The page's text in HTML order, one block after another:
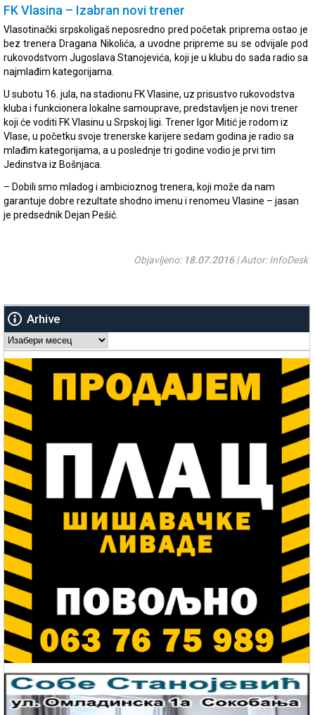
FK Vlasina – Izabran novi trener
Vlasotinački srpskoligaš neposredno pred početak priprema ostao je
bez trenera Dragana Nikolića, a uvodne pripreme su se odvijale pod
rukovodstvom Jugoslava Stanojevića, koji je u klubu do sada radio sa
najmlađim kategorijama.
U subotu 16. jula, na stadionu FK Vlasine, uz prisustvo rukovodstva
kluba i funkcionera lokalne samouprave, predstavljen je novi trener
koji će voditi FK Vlasinu u Srpskoj ligi. Trener Igor Mitić je rodom iz
Vlase, u početku svoje trenerske karijere sedam godina je radio sa
mlađim kategorijama, a u poslednje tri godine vodio je prvi tim
Jedinstva iz Bošnjaca.
– Dobili smo mladog i ambicioznog trenera, koji može da nam
garantuje dobre rezultate shodno imenu i renomeu Vlasine – jasan
je predsednik Dejan Pešić.
Objavljeno: 18.07.2016| Autor: InfoDesk
Arhive
Arhive